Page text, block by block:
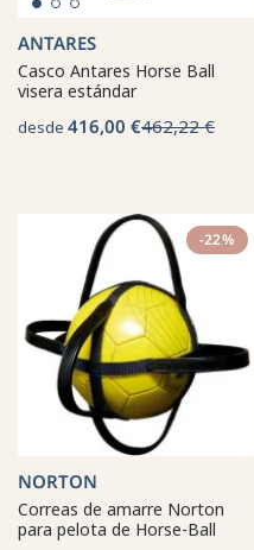
ANTARES
Casco Antares Horse Ball
visera estándar
desde 416,00 €462,22 €
-22%
NORTON
Correas de amarre Norton
para pelota de Horse-Ball